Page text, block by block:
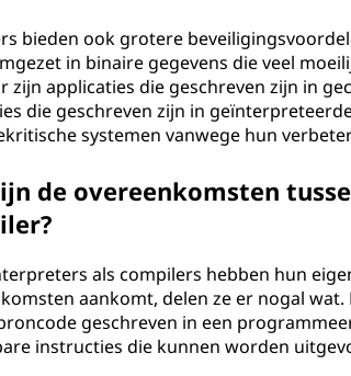
bieden ook grotere
in binaire gegevens die veel
zijn applicaties die geschreven zijn in
die geschreven zijn in
systemen vanwege hun
de overeenkomsten
als compilers hebben hun
aankomt, delen ze er nogal
geschreven in een
instructies die kunnen worden